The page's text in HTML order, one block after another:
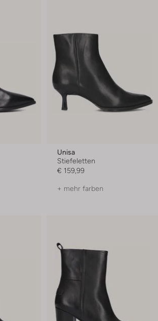
Unisa
Stiefeletten
€ 159,99
+ mehr farben